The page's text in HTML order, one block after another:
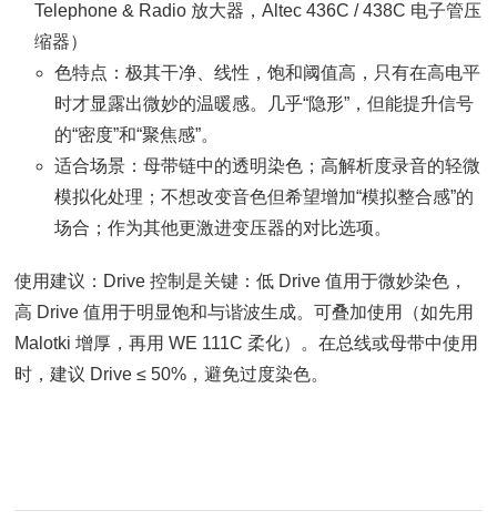
Telephone & Radio 放大器，Altec 436C / 438C 电子管压
缩器）
色特点：极其干净、线性，饱和阈值高，只有在高电平
时才显露出微妙的温暖感。几乎“隐形”，但能提升信号
的“密度”和“聚焦感”。
适合场景：母带链中的透明染色；高解析度录音的轻微
模拟化处理；不想改变音色但希望增加“模拟整合感”的
场合；作为其他更激进变压器的对比选项。
使用建议：Drive 控制是关键：低 Drive 值用于微妙染色，
高 Drive 值用于明显饱和与谐波生成。可叠加使用（如先用
Malotki 增厚，再用 WE 111C 柔化）。在总线或母带中使用
时，建议 Drive ≤ 50%，避免过度染色。